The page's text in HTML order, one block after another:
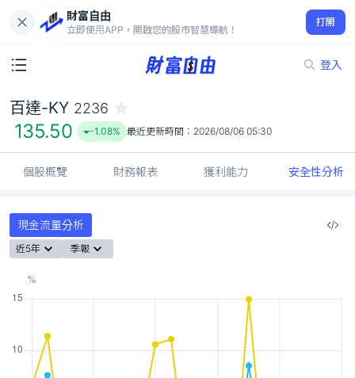
財富自由
立即使用APP，開啟您的股市智慧導航！
打開
登入
135.50
-1.08%
百達-KY 2236
135.50 -1.08% 最近更新時間： 2026/08/06 05:30
個股概覽 財務報表 獲利能力 安全性分析
現金流量分析
近5年 季報